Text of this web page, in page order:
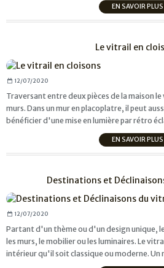
EN SAVOIR PLUS
Le vitrail en
12/07/2020
Traversant entre deux pièces de la maison
murs. Dans un mur en placoplatre, il peut
bénéficier d'une mise en lumière par rétro
EN SAVOIR PLUS
Destinations et
12/07/2020
Partant d'un thème ou d'un design unique,
les murs, le mobilier ou les luminaires. Le
intérieur qu'il soit classique ou moderne. Un